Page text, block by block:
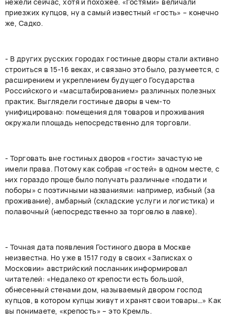
приезжих купцов, ну а самый известный «гость» – конечно
же, Садко.
- В других русских городах гостиные дворы стали активно
строиться в 15-16 веках, и связано это было, разумеется, с
расширением и укреплением будущего Государства
Российского и «масштабированием» различных полезных
практик. Выглядели гостиные дворы в чем-то
унифицировано: помещения для товаров и проживания
окружали площадь непосредственно для торговли.
- Торговать вне гостиных дворов «гости» зачастую не
имели права. Потому как собрав «гостей» в одном месте, с
них гораздо проще было получать различные «подати и
поборы» с поэтичными названиями: например, избный (за
проживание), амбарный (складские услуги и логистика) и
полавочный (непосредственно за торговлю в лавке).
- Точная дата появления Гостиного двора в Москве
неизвестна. Но уже в 1517 году в своих «Записках о
Московии» австрийский посланник информировал
читателей: «Недалеко от крепости есть большой,
обнесенный стенами дом, называемый двором господ
купцов, в котором купцы живут и хранят свои товары…» Как
вы понимаете, «крепость» – это Кремль.